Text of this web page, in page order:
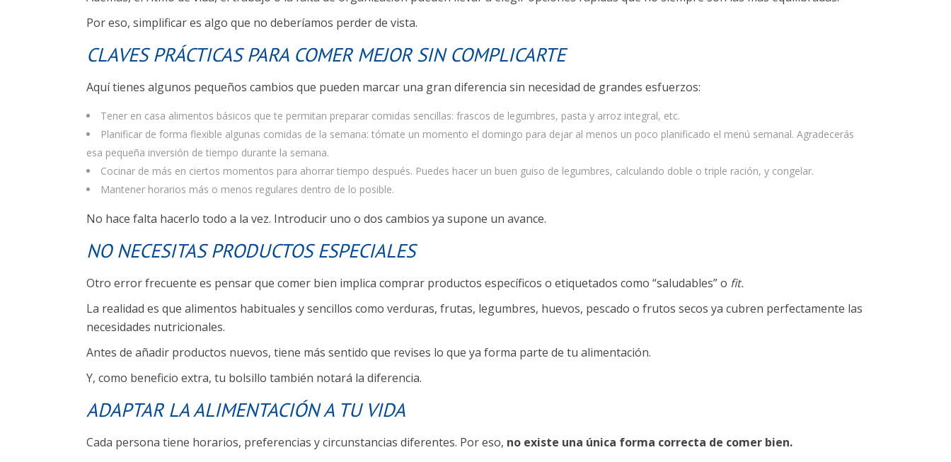
Por eso, simplificar es algo que no deberíamos perder de vista.
CLAVES PRÁCTICAS PARA COMER MEJOR SIN COMPLICARTE
Aquí tienes algunos pequeños cambios que pueden marcar una gran diferencia sin necesidad de grandes esfuerzos:
Tener en casa alimentos básicos que te permitan preparar comidas sencillas: frascos de legumbres, pasta y arroz integral, etc.
Planificar de forma flexible algunas comidas de la semana: tómate un momento el domingo para dejar al menos un poco planificado el menú semanal. Agradecerás
esa pequeña inversión de tiempo durante la semana.
Cocinar de más en ciertos momentos para ahorrar tiempo después. Puedes hacer un buen guiso de legumbres, calculando doble o triple ración, y congelar.
Mantener horarios más o menos regulares dentro de lo posible.
No hace falta hacerlo todo a la vez. Introducir uno o dos cambios ya supone un avance.
NO NECESITAS PRODUCTOS ESPECIALES
Otro error frecuente es pensar que comer bien implica comprar productos específicos o etiquetados como “saludables” o fit.
La realidad es que alimentos habituales y sencillos como verduras, frutas, legumbres, huevos, pescado o frutos secos ya cubren perfectamente las
necesidades nutricionales.
Antes de añadir productos nuevos, tiene más sentido que revises lo que ya forma parte de tu alimentación.
Y, como beneficio extra, tu bolsillo también notará la diferencia.
ADAPTAR LA ALIMENTACIÓN A TU VIDA
Cada persona tiene horarios, preferencias y circunstancias diferentes. Por eso, no existe una única forma correcta de comer bien.